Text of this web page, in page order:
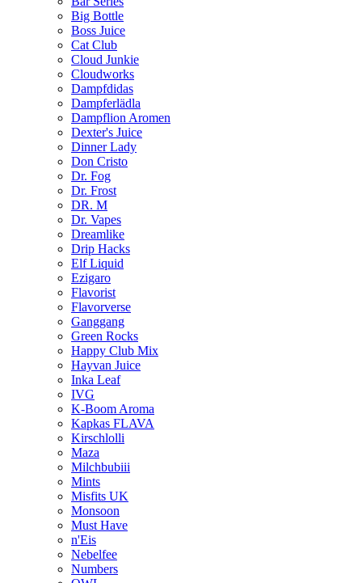
Big Bottle
Boss Juice
Cat Club
Cloud Junkie
Cloudworks
Dampfdidas
Dampferlädla
Dampflion Aromen
Dexter's Juice
Dinner Lady
Don Cristo
Dr. Fog
Dr. Frost
DR. M
Dr. Vapes
Dreamlike
Drip Hacks
Elf Liquid
Ezigaro
Flavorist
Flavorverse
Ganggang
Green Rocks
Happy Club Mix
Hayvan Juice
Inka Leaf
IVG
K-Boom Aroma
Kapkas FLAVA
Kirschlolli
Maza
Milchbubiii
Mints
Misfits UK
Monsoon
Must Have
n'Eis
Nebelfee
Numbers